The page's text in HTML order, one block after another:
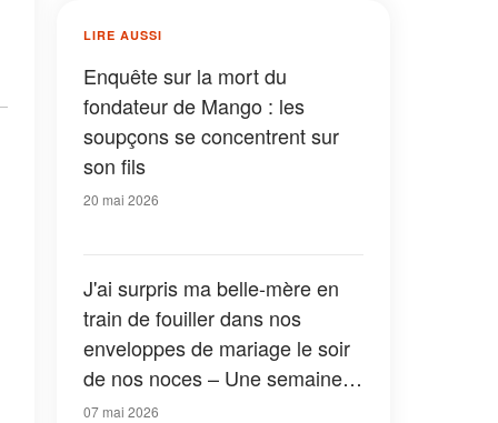
LIRE AUSSI
Enquête sur la mort du
fondateur de Mango : les
soupçons se concentrent sur
son fils
20 mai 2026
J'ai surpris ma belle-mère en
train de fouiller dans nos
enveloppes de mariage le soir
de nos noces – Une semaine
plus tard, on lui a donné une
07 mai 2026